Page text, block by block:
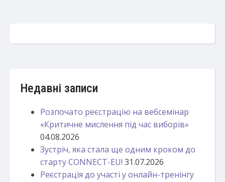
Недавні записи
Розпочато реєстрацію на вебсемінар
«Критичне мислення під час виборів»
04.08.2026
Зустріч, яка стала ще одним кроком до
старту CONNECT-EU! 31.07.2026
Реєстрація до участі у онлайн-тренінгу